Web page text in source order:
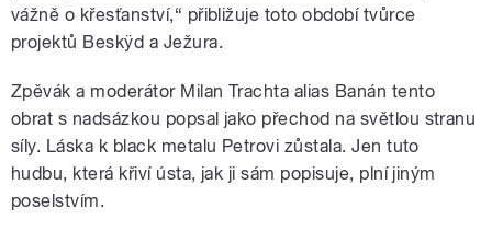
vážně o křesťanství,“ přibližuje toto období tvůrce
projektů Beskÿd a Ježura.
Zpěvák a moderátor Milan Trachta alias Banán tento
obrat s nadsázkou popsal jako přechod na světlou stranu
síly. Láska k black metalu Petrovi zůstala. Jen tuto
hudbu, která křiví ústa, jak ji sám popisuje, plní jiným
poselstvím.